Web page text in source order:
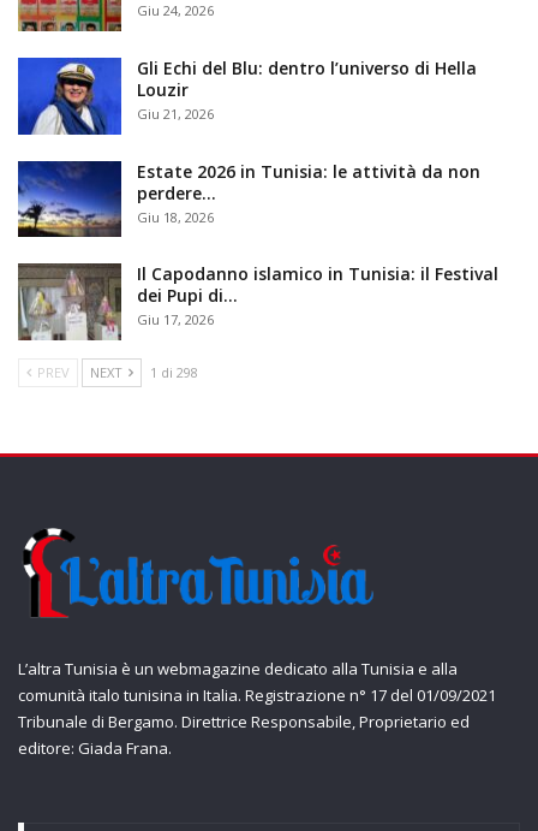
Giu 24, 2026
Gli Echi del Blu: dentro l’universo di Hella
Louzir
Giu 21, 2026
Estate 2026 in Tunisia: le attività da non
perdere…
Giu 18, 2026
Il Capodanno islamico in Tunisia: il Festival
dei Pupi di…
Giu 17, 2026
PREV NEXT 1 di 298
L’altra Tunisia è un webmagazine dedicato alla Tunisia e alla
comunità italo tunisina in Italia. Registrazione n° 17 del 01/09/2021
Tribunale di Bergamo. Direttrice Responsabile, Proprietario ed
editore: Giada Frana.